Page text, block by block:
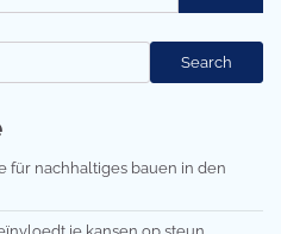
Search
für nachhaltiges bauen in den